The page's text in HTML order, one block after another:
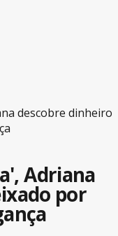
descobre dinheiro
Adriana
por